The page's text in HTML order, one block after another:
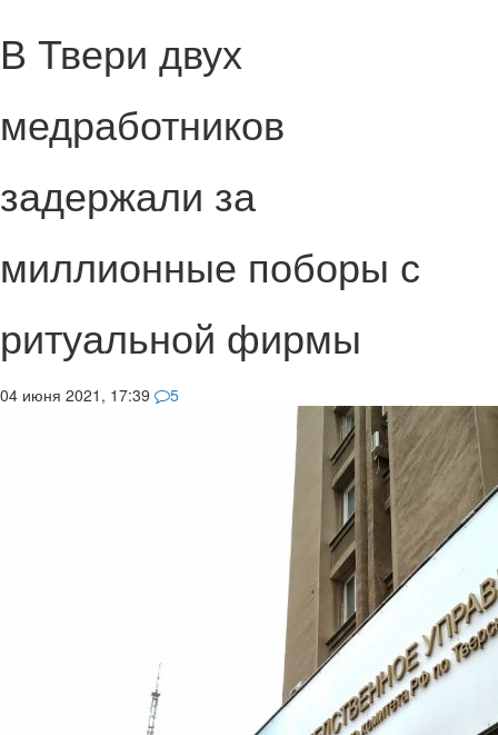
В Твери двух
медработников
задержали за
миллионные поборы с
ритуальной фирмы
04 июня 2021, 17:39 5